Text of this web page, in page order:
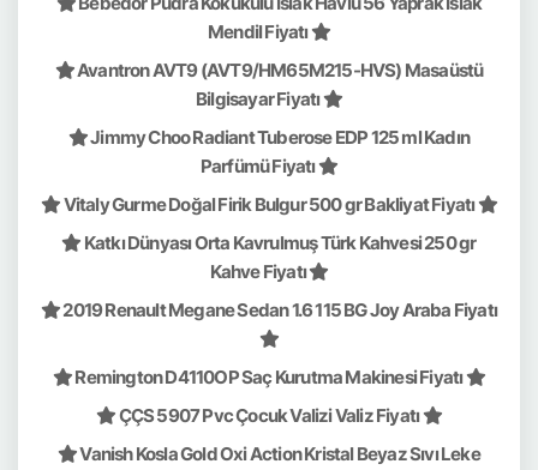
Mendil Fiyatı
Avantron AVT9 (AVT9/HM65M215-HVS) Masaüstü
Bilgisayar Fiyatı
Jimmy Choo Radiant Tuberose EDP 125 ml Kadın
Parfümü Fiyatı
Vitaly Gurme Doğal Firik Bulgur 500 gr Bakliyat Fiyatı
Katkı Dünyası Orta Kavrulmuş Türk Kahvesi 250 gr
Kahve Fiyatı
2019 Renault Megane Sedan 1.6 115 BG Joy Araba Fiyatı
Remington D4110OP Saç Kurutma Makinesi Fiyatı
ÇÇS 5907 Pvc Çocuk Valizi Valiz Fiyatı
Vanish Kosla Gold Oxi Action Kristal Beyaz Sıvı Leke